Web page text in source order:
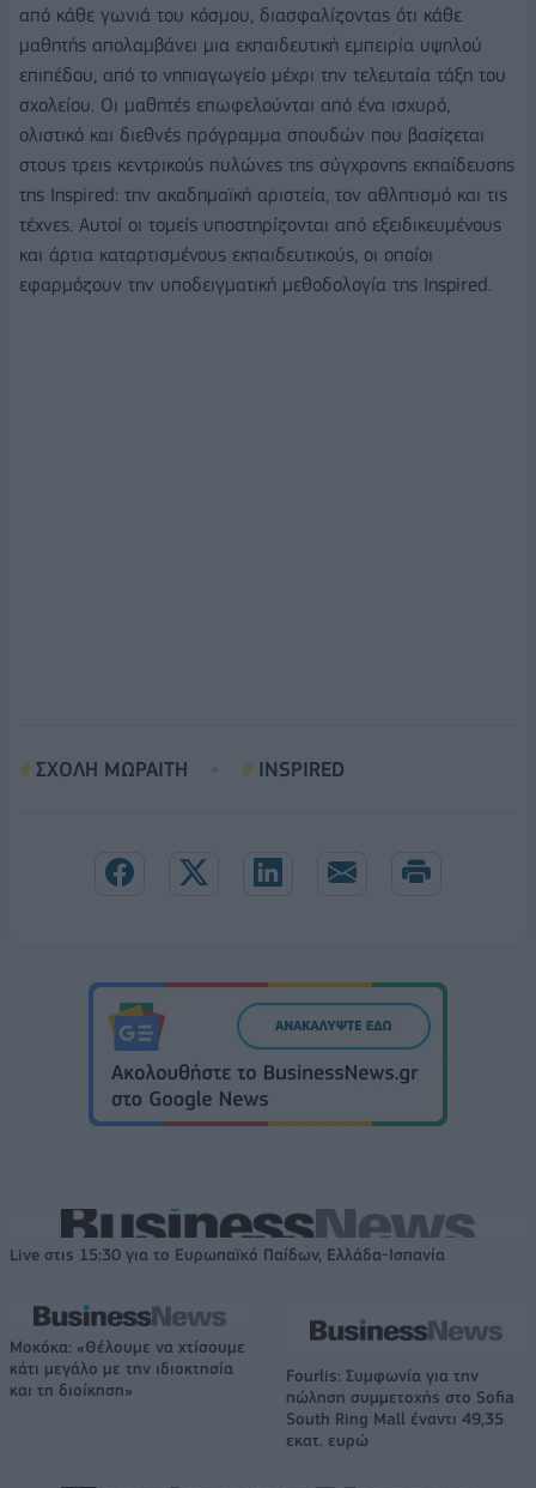
από κάθε γωνιά του κόσμου, διασφαλίζοντας ότι κάθε
μαθητής απολαμβάνει μια εκπαιδευτική εμπειρία υψηλού
επιπέδου, από το νηπιαγωγείο μέχρι την τελευταία τάξη του
σχολείου. Οι μαθητές επωφελούνται από ένα ισχυρό,
ολιστικό και διεθνές πρόγραμμα σπουδών που βασίζεται
στους τρεις κεντρικούς πυλώνες της σύγχρονης εκπαίδευσης
της Inspired: την ακαδημαϊκή αριστεία, τον αθλητισμό και τις
τέχνες. Αυτοί οι τομείς υποστηρίζονται από εξειδικευμένους
και άρτια καταρτισμένους εκπαιδευτικούς, οι οποίοι
εφαρμόζουν την υποδειγματική μεθοδολογία της Inspired.
ΣΧΟΛΗ ΜΩΡΑΙΤΗ INSPIRED
Live στις 15:30 για το Ευρωπαϊκό Παίδων, Ελλάδα-Ισπανία
Μοκόκα: «Θέλουμε να χτίσουμε
κάτι μεγάλο με την ιδιοκτησία
και τη διοίκηση»
Fourlis: Συμφωνία για την
πώληση συμμετοχής στο Sofia
South Ring Mall έναντι 49,35
εκατ. ευρώ